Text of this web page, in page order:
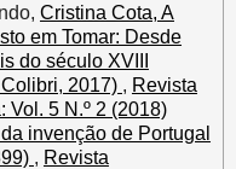
Cristina Cota, A
em Tomar: Desde
do século XVIII
2017) , Revista
Vol. 5 N.º 2 (2018)
invenção de Portugal
, Revista